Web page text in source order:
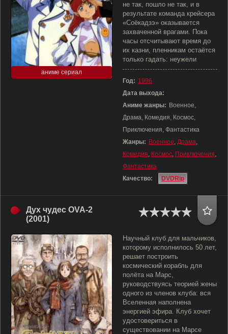
аниме сериал
не так, пошло не так, и в
результате команда крейсера
«Соёкадзэ» оказывается
захваченной врагами. Пока
часы отсчитывают время до
их казни, пленникам остаётся
только гадать: неужели
Год: 1996
Дата выхода:
Аниме жанры: Военное,
Драма, Комедия, Космос,
Приключения, Фантастика
Жанры: Военное, Драма,
Комедия, Космос, Приключения,
Фантастика
Качество:
DVDRip
Дух чудес OVA-2
(2001)
Научный клуб для мальчиков,
которому исполнилось 50 лет,
решает построить
космический корабль для
полёта на Марс,
руководствуясь теорией жены
одного из членов клуба: вся
Вселенная наполнена
энергией эфира. Клуб хочет
удостовериться в
существовании на Марсе